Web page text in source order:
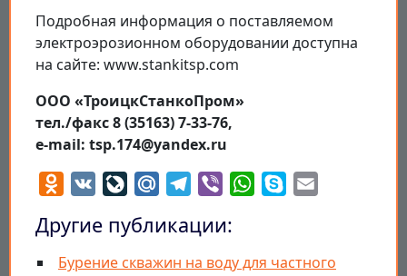
Подробная информация о поставляемом
электроэрозионном оборудовании доступна
на сайте: www.stankitsp.com
ООО «ТроицкСтанкоПром»
тел./факс 8 (35163) 7-33-76,
e-mail: tsp.174@yandex.ru
Odnoklassniki
VK LiveJournal
Mail.RuTelegram
Viber WhatsApp
Skype
Другие публикации:
Бурение скважин на воду для частного